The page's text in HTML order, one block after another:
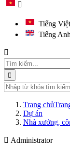
Tiếng Việt
Tiếng Anh
Trang chủ
Dự án
Nhà xưởng,
Administrator